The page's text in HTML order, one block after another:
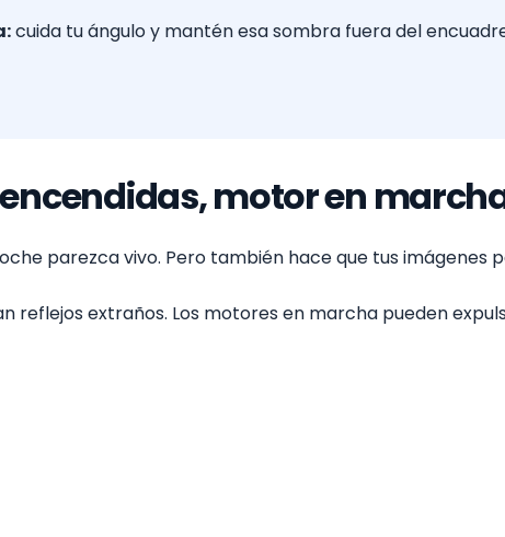
cuida tu ángulo y mantén esa sombra fuera del
encendidas, motor en
parezca vivo. Pero también hace que tus imágenes
reflejos extraños. Los motores en marcha pueden